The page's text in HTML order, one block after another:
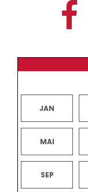
JAN
MAI
SEP